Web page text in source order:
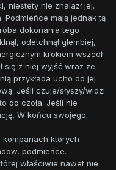
niestety nie znalazł jej.
Podmieńce mają jednak tą
dokonania tego
odetchnął głembiej,
krokiem wszedł
się z niej wyjść wraz ze
przykłada ucho do jej
Jeśli czuje/słyszy/widzi
do czoła. Jeśli nie
W końcu swojego
kompanach których
podmieńce.
właściwie nawet nie